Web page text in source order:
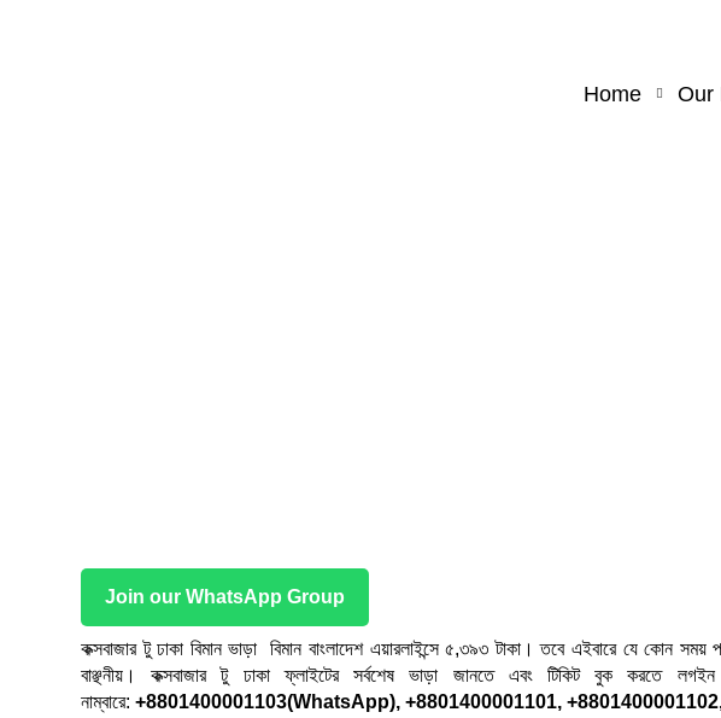
Home Our
Join our WhatsApp Group
কক্সবাজার টু ঢাকা বিমান ভাড়া বিমান বাংলাদেশ এয়ারলাইন্সে ৫,৩৯৩ টাকা। তবে এইবারে যে কোন
বাঞ্ছনীয়। কক্সবাজার টু ঢাকা ফ্লাইটের সর্বশেষ ভাড়া জানতে এবং টিকিট বুক করতে
নাম্বারে: +8801400001103(WhatsApp), +8801400001101,